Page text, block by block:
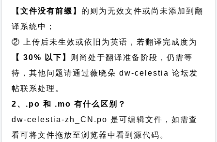
【文件没有前缀】 的则为无效文件或尚未添加到翻
译系统中；
② 上传后未生效或依旧为英语，若翻译完成度为
【 30% 以下】 则尚处于翻译准备阶段，仍需等
待，其他问题请通过薇晓朵 dw-celestia 论坛发
帖联系处理。
2、.po 和 .mo 有什么区别？
dw-celestia-zh_CN.po 是可编辑文件，如需查
看可将文件拖放至浏览器中看到源代码。